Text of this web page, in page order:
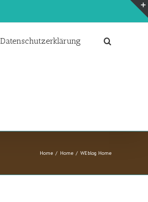
Datenschutzerklärung
Home / Home / WEblog Home